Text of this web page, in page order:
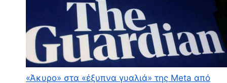
«Άκυρο» στα «έξυπνα γυαλιά» της Meta από